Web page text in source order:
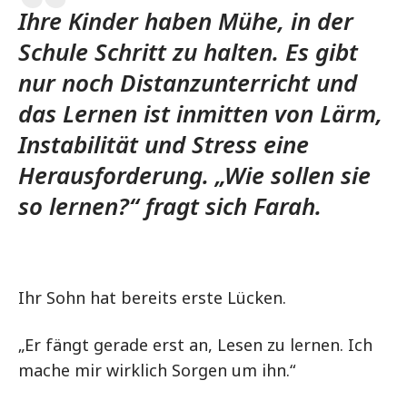
Ihre Kinder haben Mühe, in der
Schule Schritt zu halten. Es gibt
nur noch Distanzunterricht und
das Lernen ist inmitten von Lärm,
Instabilität und Stress eine
Herausforderung. „Wie sollen sie
so lernen?“ fragt sich Farah.
Ihr Sohn hat bereits erste Lücken.
„Er fängt gerade erst an, Lesen zu lernen. Ich
mache mir wirklich Sorgen um ihn.“